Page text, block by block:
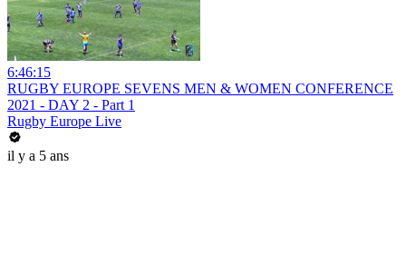
6:46:15
RUGBY EUROPE SEVENS MEN & WOMEN CONFERENCE
2021 - DAY 2 - Part 1
Rugby Europe Live
il y a 5 ans